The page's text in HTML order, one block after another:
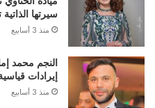
سيرتها
منذ 3 أسابيع
النجم محمد
إيرادات
منذ 3 أسابيع